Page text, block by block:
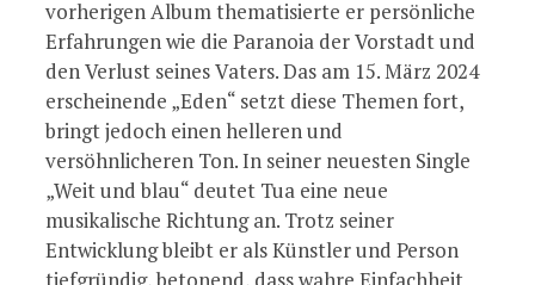
vorherigen Album thematisierte er persönliche
Erfahrungen wie die Paranoia der Vorstadt und
den Verlust seines Vaters. Das am 15. März 2024
erscheinende „Eden“ setzt diese Themen fort,
bringt jedoch einen helleren und
versöhnlicheren Ton. In seiner neuesten Single
„Weit und blau“ deutet Tua eine neue
musikalische Richtung an. Trotz seiner
Entwicklung bleibt er als Künstler und Person
tiefgründig, betonend, dass wahre Einfachheit